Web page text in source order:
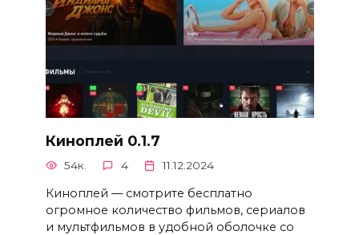
Киноплей 0.1.7
54к. 4 11.12.2024
Киноплей — смотрите бесплатно
огромное количество фильмов, сериалов
и мультфильмов в удобной оболочке со